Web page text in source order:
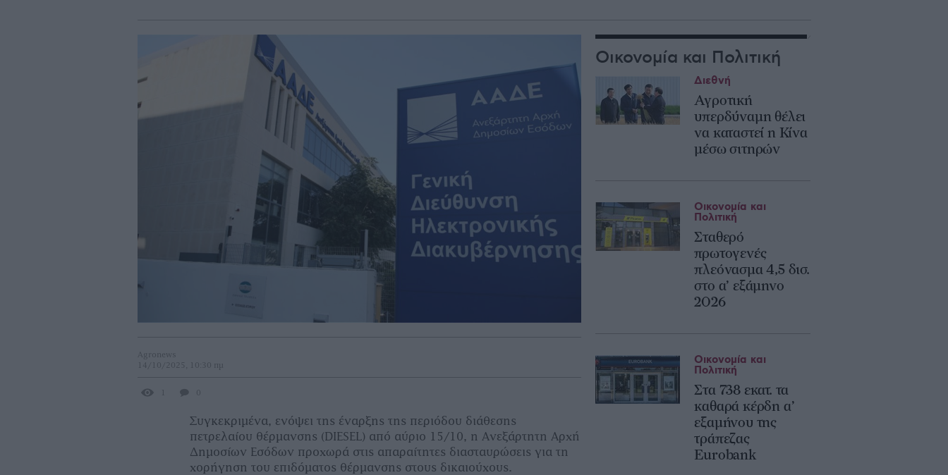
Agronews
14/10/2025, 10:30 πμ
1 0
Συγκεκριμένα, ενόψει της έναρξης της περιόδου διάθεσης
πετρελαίου θέρμανσης (DIESEL) από αύριο 15/10, η Ανεξάρτητη Αρχή
Δημοσίων Εσόδων προχωρά στις απαραίτητες διασταυρώσεις για τη
χορήγηση του επιδόματος θέρμανσης στους δικαιούχους.
Οικονομία και Πολιτική
Αγροτική
υπερδύναμη θέλει
να καταστεί η Κίνα
μέσω σιτηρών
Διεθνή
Σταθερό
πρωτογενές
πλεόνασμα 4,5 δισ.
στο α’ εξάμηνο
2026
Οικονομία και
Πολιτική
Στα 738 εκατ. τα
καθαρά κέρδη α’
εξαμήνου της
τράπεζας
Eurobank
Οικονομία και
Πολιτική